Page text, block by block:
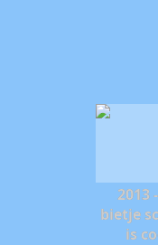
2013
bietje
is